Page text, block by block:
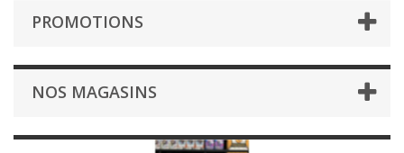
PROMOTIONS
NOS MAGASINS